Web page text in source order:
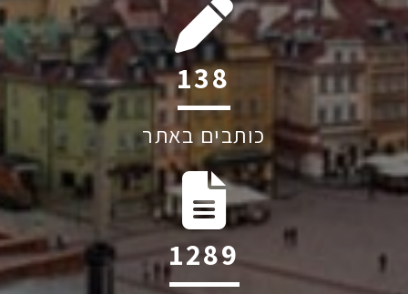
200
כותבים באתר
1863